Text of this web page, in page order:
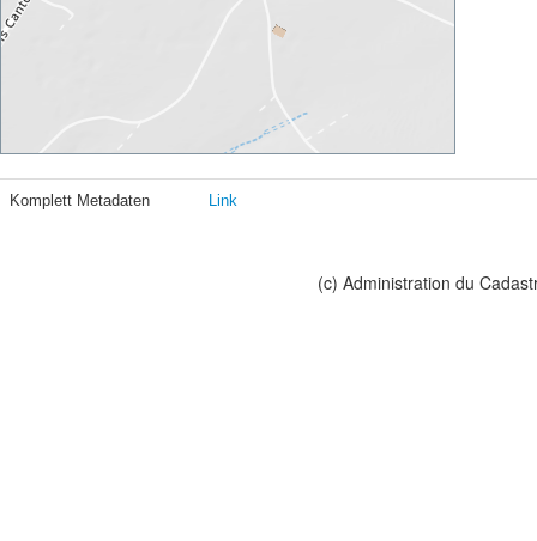
Komplett Metadaten Link
(c) Administration du